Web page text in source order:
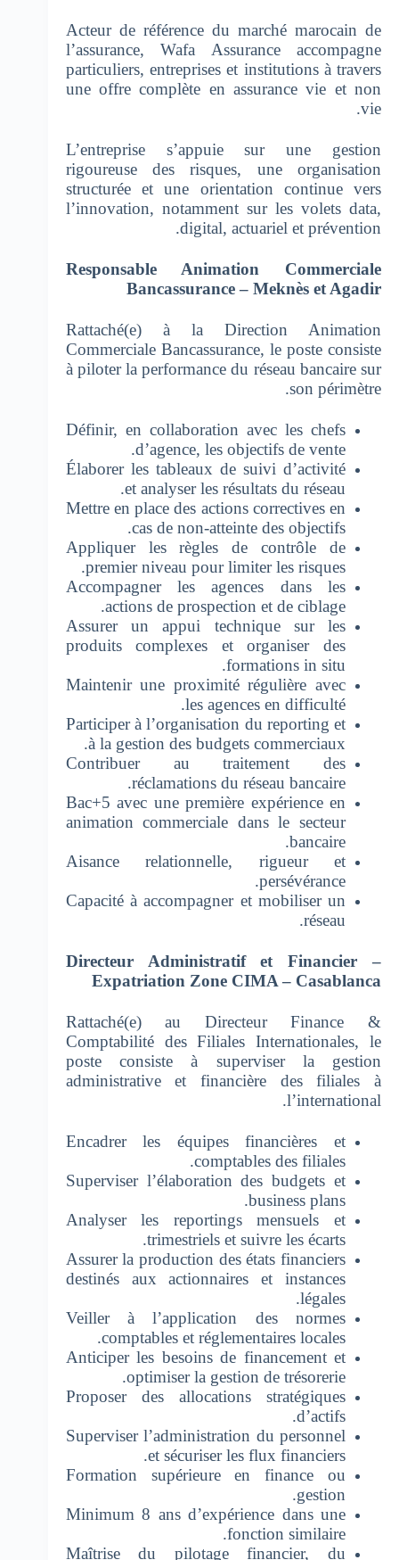
Acteur de référence du marché marocain de
l’assurance, Wafa Assurance accompagne
particuliers, entreprises et institutions à travers
une offre complète en assurance vie et non
vie.
L’entreprise s’appuie sur une gestion
rigoureuse des risques, une organisation
structurée et une orientation continue vers
l’innovation, notamment sur les volets data,
digital, actuariel et prévention.
Responsable Animation Commerciale
Bancassurance – Meknès et Agadir
Rattaché(e) à la Direction Animation
Commerciale Bancassurance, le poste consiste
à piloter la performance du réseau bancaire sur
son périmètre.
Définir, en collaboration avec les chefs
d’agence, les objectifs de vente.
Élaborer les tableaux de suivi d’activité
et analyser les résultats du réseau.
Mettre en place des actions correctives en
cas de non-atteinte des objectifs.
Appliquer les règles de contrôle de
premier niveau pour limiter les risques.
Accompagner les agences dans les
actions de prospection et de ciblage.
Assurer un appui technique sur les
produits complexes et organiser des
formations in situ.
Maintenir une proximité régulière avec
les agences en difficulté.
Participer à l’organisation du reporting et
à la gestion des budgets commerciaux.
Contribuer au traitement des
réclamations du réseau bancaire.
Bac+5 avec une première expérience en
animation commerciale dans le secteur
bancaire.
Aisance relationnelle, rigueur et
persévérance.
Capacité à accompagner et mobiliser un
réseau.
Directeur Administratif et Financier –
Expatriation Zone CIMA – Casablanca
Rattaché(e) au Directeur Finance &
Comptabilité des Filiales Internationales, le
poste consiste à superviser la gestion
administrative et financière des filiales à
l’international.
Encadrer les équipes financières et
comptables des filiales.
Superviser l’élaboration des budgets et
business plans.
Analyser les reportings mensuels et
trimestriels et suivre les écarts.
Assurer la production des états financiers
destinés aux actionnaires et instances
légales.
Veiller à l’application des normes
comptables et réglementaires locales.
Anticiper les besoins de financement et
optimiser la gestion de trésorerie.
Proposer des allocations stratégiques
d’actifs.
Superviser l’administration du personnel
et sécuriser les flux financiers.
Formation supérieure en finance ou
gestion.
Minimum 8 ans d’expérience dans une
fonction similaire.
Maîtrise du pilotage financier, du